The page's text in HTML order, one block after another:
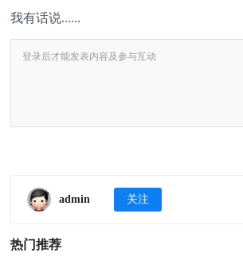
我有话说......
admin 关注
热门推荐